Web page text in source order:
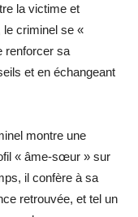
la victime et
le criminel se «
renforcer sa
et en échangeant
montre une
« âme-sœur » sur
il confère à sa
retrouvée, et tel un